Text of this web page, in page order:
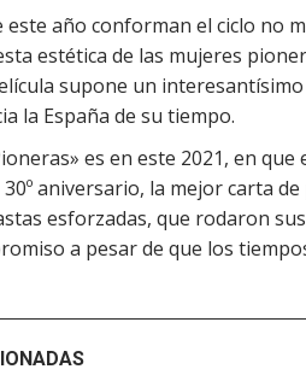
este año conforman el ciclo no
estética de las mujeres
supone un
la España de su tiempo.
es en este 2021, en
aniversario, la mejor carta
esforzadas, que rodaron
a pesar de que los